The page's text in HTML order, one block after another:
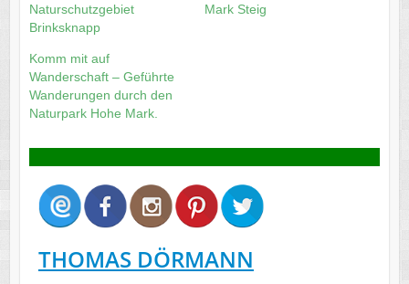
Naturschutzgebiet
Brinksknapp
Mark Steig
Komm mit auf
Wanderschaft – Geführte
Wanderungen durch den
Naturpark Hohe Mark.
THOMAS DÖRMANN